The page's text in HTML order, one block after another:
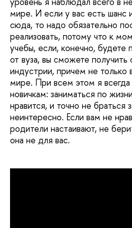
мире. И если у вас есть шанс
сюда, то надо обязательно
реализовать, потому что к
учебы, если, конечно, будете
от вуза, вы сможете
индустрии, причем не только
мире. При всем этом я
новичкам: заниматься по
нравится, и точно не браться
неинтересно. Если вам не
родители настаивают, не
она не для вас.